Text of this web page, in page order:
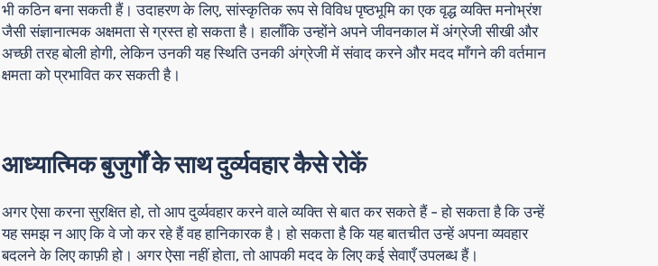
भी कठिन बना सकती हैं। उदाहरण के लिए, सांस्कृतिक रूप से विविध पृष्ठभूमि का एक वृद्ध व्यक्ति मनोभ्रंश
जैसी संज्ञानात्मक अक्षमता से ग्रस्त हो सकता है। हालाँकि उन्होंने अपने जीवनकाल में अंग्रेजी सीखी और
अच्छी तरह बोली होगी, लेकिन उनकी यह स्थिति उनकी अंग्रेजी में संवाद करने और मदद माँगने की वर्तमान
क्षमता को प्रभावित कर सकती है।
आध्यात्मिक बुजुर्गों के साथ दुर्व्यवहार कैसे रोकें
अगर ऐसा करना सुरक्षित हो, तो आप दुर्व्यवहार करने वाले व्यक्ति से बात कर सकते हैं - हो सकता है कि उन्हें
यह समझ न आए कि वे जो कर रहे हैं वह हानिकारक है। हो सकता है कि यह बातचीत उन्हें अपना व्यवहार
बदलने के लिए काफ़ी हो। अगर ऐसा नहीं होता, तो आपकी मदद के लिए कई सेवाएँ उपलब्ध हैं।